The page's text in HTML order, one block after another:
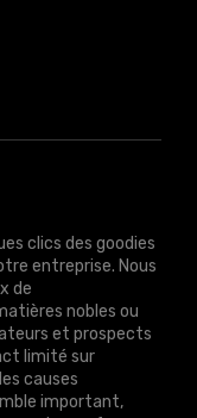
clics des goodies
entreprise. Nous
de
nobles ou
et prospects
limité sur
causes
important,